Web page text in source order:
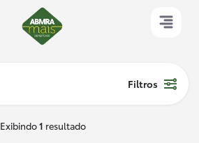
Filtros
Exibindo1 resultado